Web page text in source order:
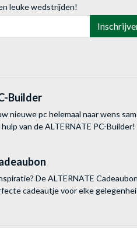
leuke wedstrijden!
Builder
nieuwe pc helemaal naar wens
van de ALTERNATE PC-Builder!
De ALTERNATE
cadeautje voor elke